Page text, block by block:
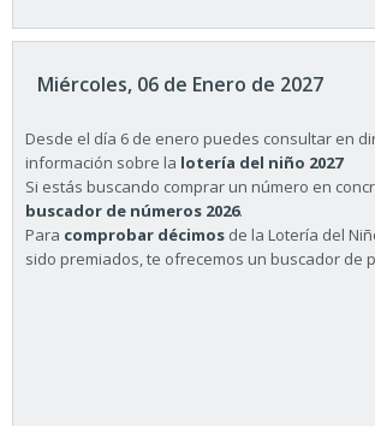
Miércoles, 06 de Enero de 2027
Desde el día 6 de enero puedes consultar en
información sobre la lotería del niño 2027
Si estás buscando comprar un número en
buscador de números 2026.
Para comprobar décimos de la Lotería del
sido premiados, te ofrecemos un buscador de